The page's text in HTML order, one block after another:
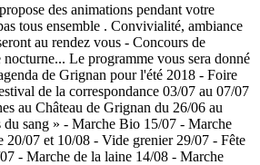
des animations pendant votre
tous ensemble . Convivialité, ambiance
au rendez vous - Concours de
nocturne... Le programme vous sera donné
de Grignan pour l'été 2018 - Foire
de la correspondance 03/07 au 07/07
au Château de Grignan du 26/06 au
du sang » - Marche Bio 15/07 - Marche
20/07 et 10/08 - Vide grenier 29/07 - Fête
- Marche de la laine 14/08 - Marche